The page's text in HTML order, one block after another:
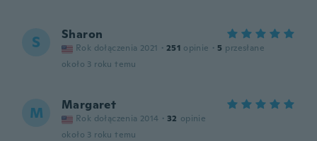
S Sharon
Rok dołączenia 2021 · 251 opinie · 5 przesłane
około 3 roku temu
M Margaret
Rok dołączenia 2014 · 32 opinie
około 3 roku temu